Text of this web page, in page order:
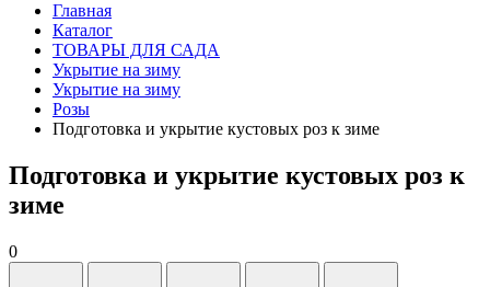
Главная
Каталог
ТОВАРЫ ДЛЯ САДА
Укрытие на зиму
Укрытие на зиму
Розы
Подготовка и укрытие кустовых роз к зиме
Подготовка и укрытие кустовых роз к
зиме
0